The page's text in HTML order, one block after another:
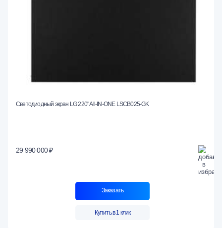
Светодиодный экран LG 220" All-IN-ONE LSCB025-GK
29 990 000 ₽
Заказать
Купить в 1 клик